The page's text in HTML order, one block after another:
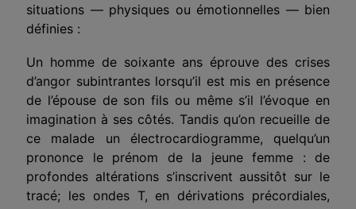
situations — physiques ou émotionnelles — bien
définies :
Un homme de soixante ans éprouve des crises
d’angor subintrantes lorsqu’il est mis en présence
de l’épouse de son fils ou même s’il l’évoque en
imagination à ses côtés. Tandis qu’on recueille de
ce malade un électrocardiogramme, quelqu’un
prononce le prénom de la jeune femme : de
profondes altérations s’inscrivent aussitôt sur le
tracé; les ondes T, en dérivations précordiales,